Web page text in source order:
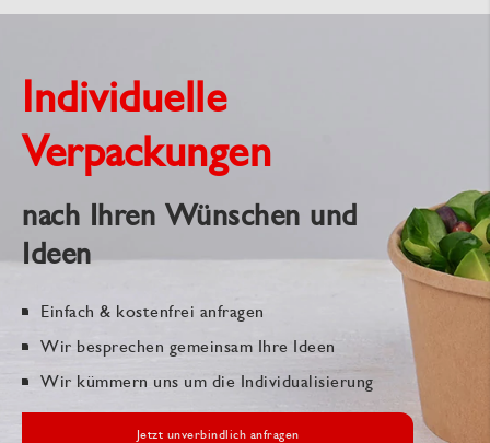
Individuelle
Verpackungen
nach Ihren Wünschen und
Ideen
Einfach & kostenfrei anfragen
Wir besprechen gemeinsam Ihre Ideen
Wir kümmern uns um die Individualisierung
Jetzt unverbindlich anfragen